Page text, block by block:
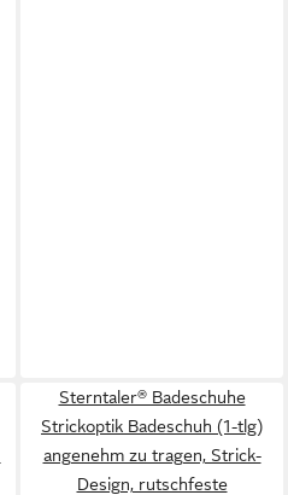
Sterntaler® Badeschuhe
Strickoptik Badeschuh (1-tlg)
angenehm zu tragen, Strick-
Design, rutschfeste